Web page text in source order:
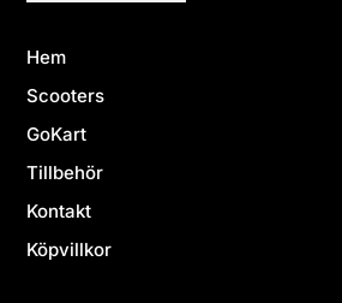
Hem
Scooters
GoKart
Tillbehör
Kontakt
Köpvillkor